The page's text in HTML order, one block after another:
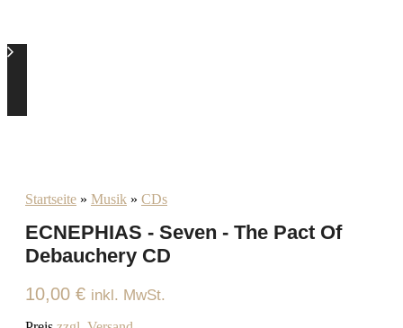
Startseite » Musik » CDs
ECNEPHIAS - Seven - The Pact Of
Debauchery CD
10,00 € inkl. MwSt.